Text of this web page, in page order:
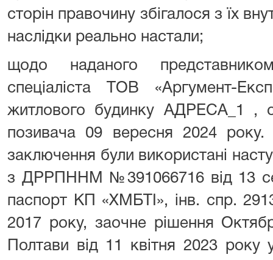
сторін правочину збігалося з їх
наслідки реально настали;
щодо наданого
спеціаліста ТОВ «Аргумент-
житлового будинку АДРЕСА_1 ,
позивача 09 вересня 2024 року.
заключення були використані
з ДРРПННМ №391066716 від 13
паспорт КП «ХМБТІ», інв. спр.
2017 року, заочне рішення
Полтави від 11 квітня 2023